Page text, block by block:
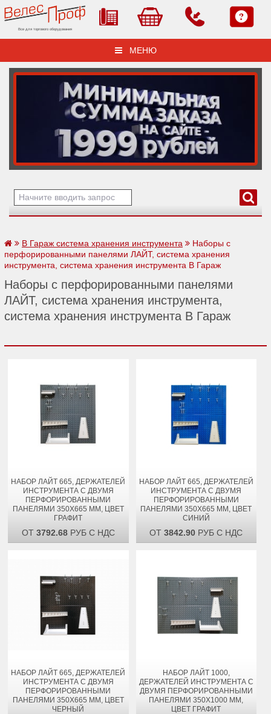
Все для торгового оборудования
МЕНЮ
В Гараж система хранения инструмента
Наборы с
перфорированными панелями ЛАЙТ, система хранения
инструмента, система хранения инструмента В Гараж
Наборы с перфорированными панелями
ЛАЙТ, система хранения инструмента,
система хранения инструмента В Гараж
НАБОР ЛАЙТ 665, ДЕРЖАТЕЛЕЙ
ИНСТРУМЕНТА С ДВУМЯ
ПЕРФОРИРОВАННЫМИ
ПАНЕЛЯМИ 350Х665 ММ, ЦВЕТ
ГРАФИТ
ОТ 3792.68РУБ С НДС
НАБОР ЛАЙТ 665, ДЕРЖАТЕЛЕЙ
ИНСТРУМЕНТА С ДВУМЯ
ПЕРФОРИРОВАННЫМИ
ПАНЕЛЯМИ 350Х665 ММ, ЦВЕТ
СИНИЙ
ОТ3842.90 РУБ С НДС
НАБОР ЛАЙТ 665, ДЕРЖАТЕЛЕЙ
ИНСТРУМЕНТА С ДВУМЯ
ПЕРФОРИРОВАННЫМИ
ПАНЕЛЯМИ 350Х665 ММ, ЦВЕТ
ЧЕРНЫЙ
НАБОР ЛАЙТ 1000,
ДЕРЖАТЕЛЕЙ ИНСТРУМЕНТА С
ДВУМЯ ПЕРФОРИРОВАННЫМИ
ПАНЕЛЯМИ 350Х1000 ММ,
ЦВЕТ ГРАФИТ